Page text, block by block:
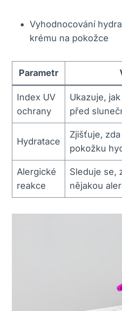
Vyhodnocování
krému na pokožce
Parametr
Index UV
ochrany
Ukazuje,
před
Hydratace
Zjišťuje,
pokožku
Alergické
reakce
Sleduje se,
nějakou